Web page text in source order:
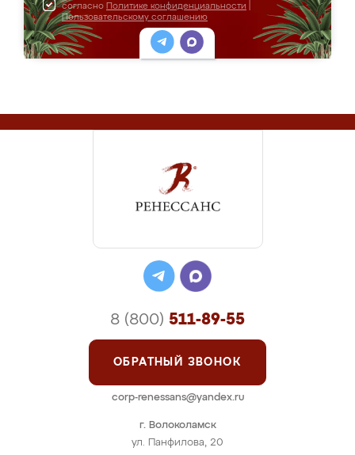
согласно Политике конфиденциальности
Пользовательскому соглашению
г. Волоколамск
ул. Панфилова, 20
8 (800) 511-89-55
ОБРАТНЫЙ ЗВОНОК
corp-renessans@yandex.ru